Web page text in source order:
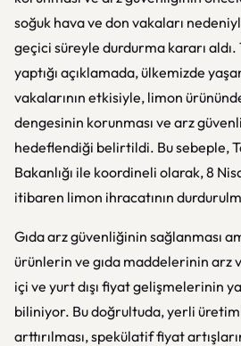
soğuk hava ve don vakaları
geçici süreyle durdurma kararı aldı.
yaptığı açıklamada, ülkemizde
vakalarının etkisiyle, limon
dengesinin korunması ve arz
hedeflendiği belirtildi. Bu sebeple,
Bakanlığı ile koordineli olarak, 8
itibaren limon ihracatının
Gıda arz güvenliğinin sağlanması
ürünlerin ve gıda maddelerinin arz
içi ve yurt dışı fiyat gelişmelerinin
biliniyor. Bu doğrultuda, yerli
arttırılması, spekülatif fiyat